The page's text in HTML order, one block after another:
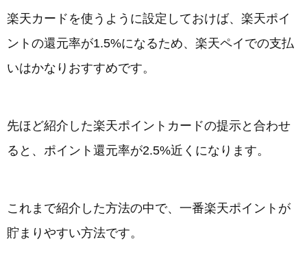
楽天カードを使うように設定しておけば、楽天ポイ
ントの還元率が1.5%になるため、楽天ペイでの支払
いはかなりおすすめです。
先ほど紹介した楽天ポイントカードの提示と合わせ
ると、ポイント還元率が2.5%近くになります。
これまで紹介した方法の中で、一番楽天ポイントが
貯まりやすい方法です。